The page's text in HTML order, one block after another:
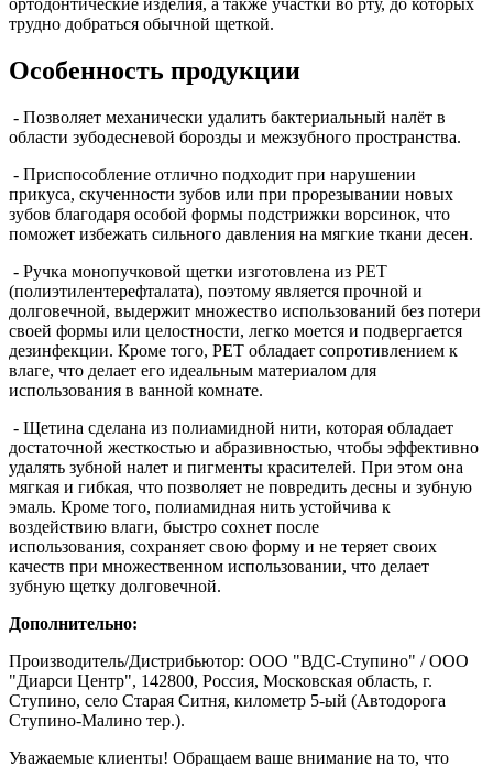
трудно добраться обычной щеткой.
Особенность продукции
- Позволяет механически удалить бактериальный налёт в
области зубодесневой борозды и межзубного пространства.
- Приспособление отлично подходит при нарушении
прикуса, скученности зубов или при прорезывании новых
зубов благодаря особой формы подстрижки ворсинок, что
поможет избежать сильного давления на мягкие ткани десен.
- Ручка монопучковой щетки изготовлена из РЕТ
(полиэтилентерефталата), поэтому является прочной и
долговечной, выдержит множество использований без потери
своей формы или целостности, легко моется и подвергается
дезинфекции. Кроме того, РЕТ обладает сопротивлением к
влаге, что делает его идеальным материалом для
использования в ванной комнате.
- Щетина сделана из полиамидной нити, которая обладает
достаточной жесткостью и абразивностью, чтобы эффективно
удалять зубной налет и пигменты красителей. При этом она
мягкая и гибкая, что позволяет не повредить десны и зубную
эмаль. Кроме того, полиамидная нить устойчива к
воздействию влаги, быстро сохнет после
использования, сохраняет свою форму и не теряет своих
качеств при множественном использовании, что делает
зубную щетку долговечной.
Дополнительно:
Производитель/Дистрибьютор: ООО "ВДС-Ступино" / ООО
"Диарси Центр", 142800, Россия, Московская область, г.
Ступино, село Старая Ситня, километр 5-ый (Автодорога
Ступино-Малино тер.).
Уважаемые клиенты! Обращаем ваше внимание на то, что